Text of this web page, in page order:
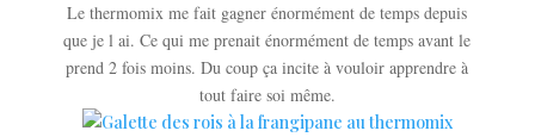
Le thermomix me fait gagner énormément de temps depuis
que je l ai. Ce qui me prenait énormément de temps avant le
prend 2 fois moins. Du coup ça incite à vouloir apprendre à
tout faire soi même.